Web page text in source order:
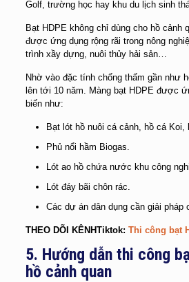
Golf, trường học hay khu du lịch sinh
Bạt HDPE không chỉ dùng cho hồ cảnh
được ứng dụng rộng rãi trong nông
trình xầy dựng, nuôi thủy hải sản…
Nhờ vào đặc tính chống thấm gần như
lên tới 10 năm. Màng bạt HDPE được
biến như:
Bạt lót hồ nuôi cá cảnh, hồ cá Koi,
Phủ nổi hầm Biogas.
Lót ao hồ chứa nước khu công
Lót đáy bãi chôn rác.
Các dự án dân dụng cần giải pháp
THEO DÕI KÊNHTiktok: Thi công bạt
5. Hướng dẫn thi công
hồ cảnh quan